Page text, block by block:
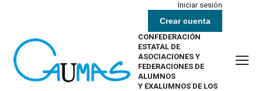
Iniciar sesión
Crear cuenta
CONFEDERACIÓN
ESTATAL DE
ASOCIACIONES Y
FEDERACIONES DE
ALUMNOS
Y EXALUMNOS DE LOS